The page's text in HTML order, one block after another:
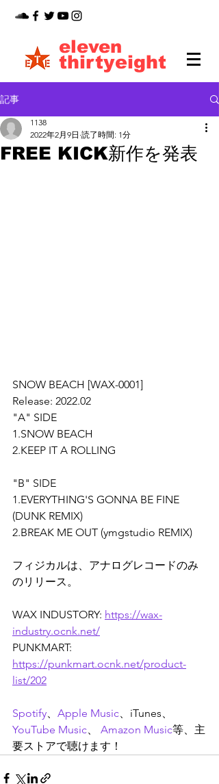
thirtyeight
eleven
記事
FREE KICK新作を発表
1138
2022年2月9日 読了時間: 1分
SNOW BEACH [WAX-0001]
Release: 2022.02
"A" SIDE
1.SNOW BEACH
2.KEEP IT A ROLLING
"B" SIDE
1.EVERYTHING'S GONNA BE FINE
(DUNK REMIX)
2.BREAK ME OUT (ymgstudio REMIX)
フィジカルは、アナログレコードのみ
のリリース。
WAX INDUSTORY: https://wax-
industry.ocnk.net/
PUNKMART:
https://punkmart.ocnk.net/product-
list/202
Spotify、 Apple Music、iTunes、
YouTube Music、 Amazon Music等、主
要ストアで聴けます！